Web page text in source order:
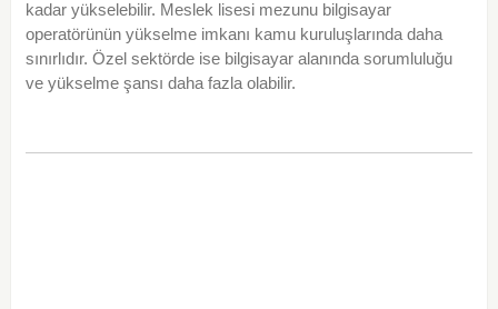
kadar yükselebilir. Meslek lisesi mezunu bilgisayar
operatörünün yükselme imkanı kamu kuruluşlarında daha
sınırlıdır. Özel sektörde ise bilgisayar alanında sorumluluğu
ve yükselme şansı daha fazla olabilir.